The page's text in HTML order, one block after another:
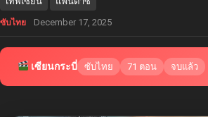
ซับไทย December 17, 2025
เซียนกระบี่ ซับไทย 71 ตอน จบแล้ว